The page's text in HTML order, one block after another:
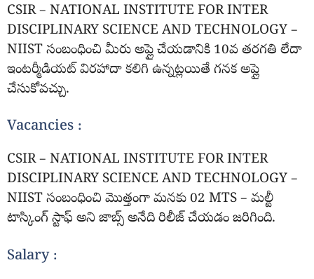
CSIR – NATIONAL INSTITUTE FOR INTER
DISCIPLINARY SCIENCE AND TECHNOLOGY –
NIIST సంబంధించి మీరు అప్లై చేయడానికి 10వ తరగతి లేదా
ఇంటర్మీడియట్ విరహాదా కలిగి ఉన్నట్లయితే గనక అప్లై
చేసుకోవచ్చు.
Vacancies :
CSIR – NATIONAL INSTITUTE FOR INTER
DISCIPLINARY SCIENCE AND TECHNOLOGY –
NIIST సంబంధించి మొత్తంగా మనకు 02 MTS – మల్టీ
టాస్కింగ్ స్టాఫ్ అని జాబ్స్ అనేది రిలీజ్ చేయడం జరిగింది.
Salary :